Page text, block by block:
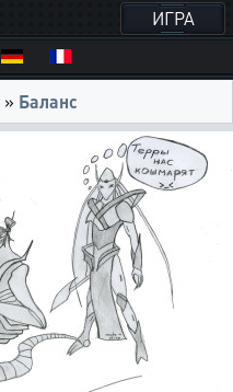
ИГРА
» Баланс